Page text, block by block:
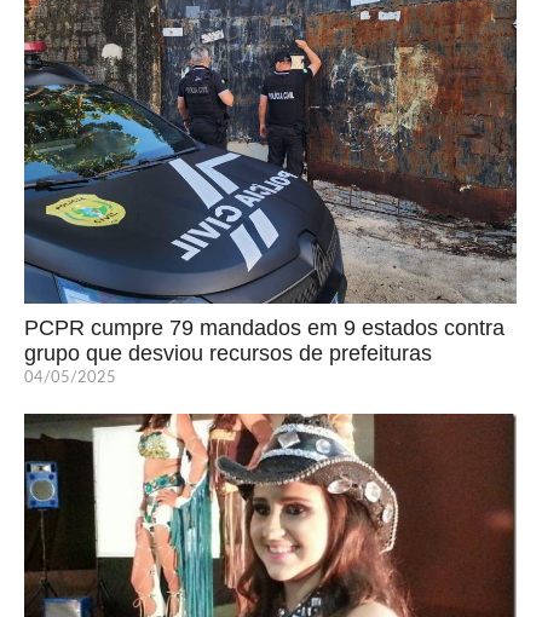
PCPR cumpre 79 mandados em 9 estados contra
grupo que desviou recursos de prefeituras
04/05/2025